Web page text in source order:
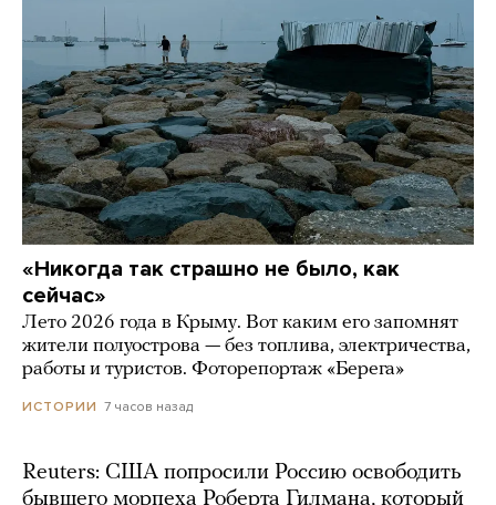
«Никогда так страшно не было, как
сейчас»
Лето 2026 года в Крыму. Вот каким его запомнят
жители полуострова — без топлива, электричества,
работы и туристов. Фоторепортаж «Берега»
ИСТОРИИ 7 часов назад
Reuters: США попросили Россию освободить
бывшего морпеха Роберта Гилмана, который